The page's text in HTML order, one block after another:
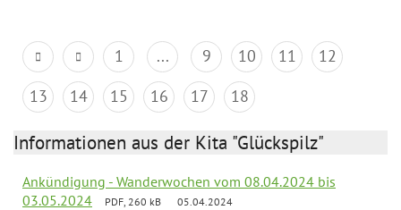
1 ... 9 10 11
12
13
14 15 16 17 18
Informationen aus der Kita "Glückspilz"
Ankündigung - Wanderwochen vom 08.04.2024 bis
03.05.2024
PDF, 260 kB 05.04.2024